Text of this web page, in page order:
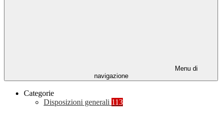
Menu di
navigazione
Categorie
Disposizioni generali 113